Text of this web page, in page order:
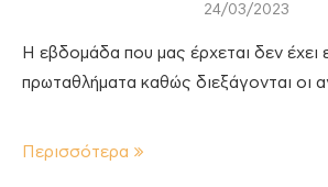
24/03/2023
Η εβδομάδα που μας έρχεται δεν έχει
πρωταθλήματα καθώς διεξάγονται οι
Περισσότερα